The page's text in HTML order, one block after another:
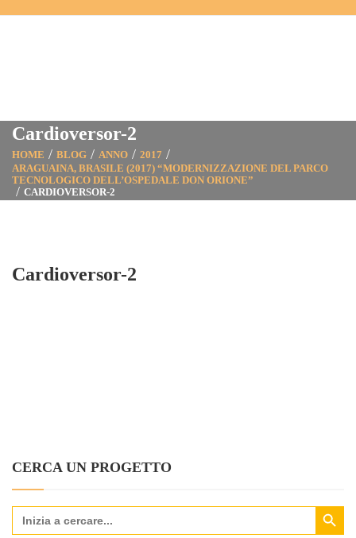
Cardioversor-2
HOME BLOG ANNO
2017
ARAGUAINA, BRASILE (2017) “MODERNIZZAZIONE DEL PARCO
TECNOLOGICO DELL’OSPEDALE DON ORIONE”
CARDIOVERSOR-2
Cardioversor-2
CERCA UN PROGETTO
Search
for:
Search Button